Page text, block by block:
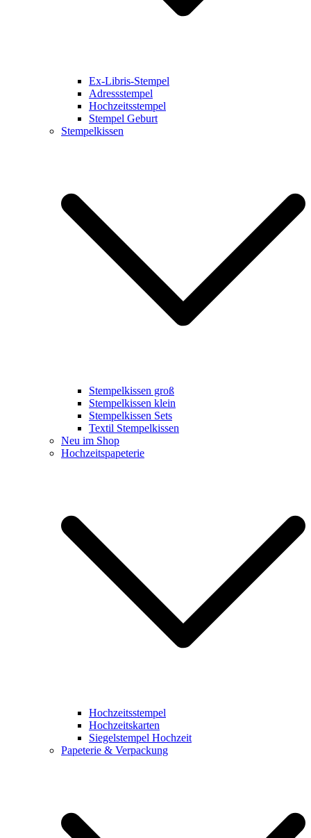
Ex-Libris-Stempel
Adressstempel
Hochzeitsstempel
Stempel Geburt
Stempelkissen
Stempelkissen groß
Stempelkissen klein
Stempelkissen Sets
Textil Stempelkissen
Neu im Shop
Hochzeitspapeterie
Hochzeitsstempel
Hochzeitskarten
Siegelstempel Hochzeit
Papeterie & Verpackung